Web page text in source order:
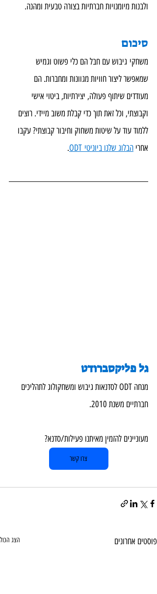
ולבנות מיומנויות חברתיות בצורה טבעית ומהנה.
סיכום
משחקי גיבוש עם חבל הם כלי פשוט וגמיש
שמאפשר ליצור חוויות מגוונות ומחברות. הם
מעודדים שיתוף פעולה, יצירתיות, ביטוי אישי
וקבוצתי, וכל זאת תוך כדי קבלת משוב מיידי. רוצים
ללמוד עוד על שיטות משחוק וחיבור קבוצתי? עקבו
אחרי הבלוג שלנו ביוניטי ODT .
גל פליקסברודט
מנחה ODT לסדנאות גיבוש ומשחקולוג לתהליכים
חברתיים משנת 2010.
מעוניינים להזמין מאיתנו פעילות/סדנא?
צרו קשר
פוסטים אחרונים הצג הכול